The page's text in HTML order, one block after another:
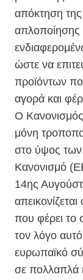
απόκτηση της
απλοποίησης
ώστε να
προϊόντων
αγορά και
Ο
μόνη
στο ύψος των
Κανονισμό
14ης
που φέρει
τον λόγο
ευρωπαϊκό
σε πολλαπλά